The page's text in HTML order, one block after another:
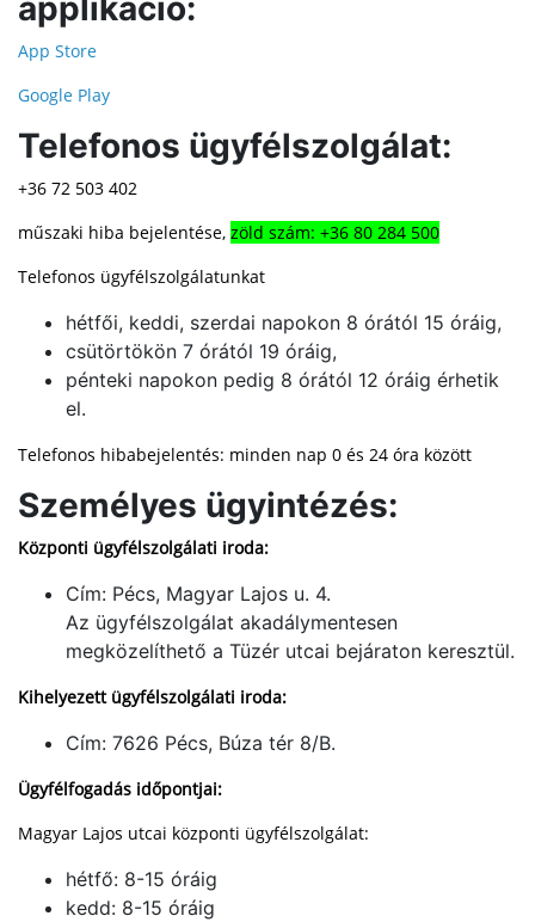
applikáció:
App Store
Google Play
Telefonos ügyfélszolgálat:
+36 72 503 402
műszaki hiba bejelentése, zöld szám: +36 80 284 500
Telefonos ügyfélszolgálatunkat
hétfői, keddi, szerdai napokon 8 órától 15 óráig,
csütörtökön 7 órától 19 óráig,
pénteki napokon pedig 8 órától 12 óráig érhetik
el.
Telefonos hibabejelentés: minden nap 0 és 24 óra között
Személyes ügyintézés:
Központi ügyfélszolgálati iroda:
Cím: Pécs, Magyar Lajos u. 4.
Az ügyfélszolgálat akadálymentesen
megközelíthető a Tüzér utcai bejáraton keresztül.
Kihelyezett ügyfélszolgálati iroda:
Cím: 7626 Pécs, Búza tér 8/B.
Ügyfélfogadás időpontjai:
Magyar Lajos utcai központi ügyfélszolgálat:
hétfő: 8-15 óráig
kedd: 8-15 óráig